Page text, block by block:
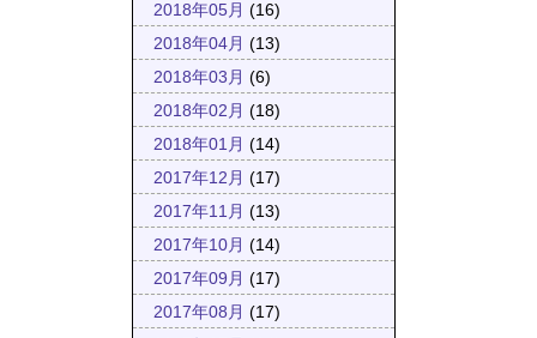
2018年05月 (16)
2018年04月 (13)
2018年03月 (6)
2018年02月 (18)
2018年01月 (14)
2017年12月 (17)
2017年11月 (13)
2017年10月 (14)
2017年09月 (17)
2017年08月 (17)